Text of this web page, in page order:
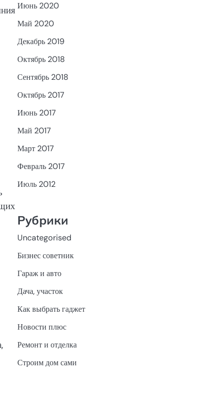
Июнь 2020
Май 2020
Декабрь 2019
Октябрь 2018
Сентябрь 2018
Октябрь 2017
Июнь 2017
Май 2017
Март 2017
Февраль 2017
Июль 2012
Рубрики
Uncategorised
Бизнес советник
Гараж и авто
Дача, участок
Как выбрать гаджет
Новости плюс
Ремонт и отделка
Строим дом сами